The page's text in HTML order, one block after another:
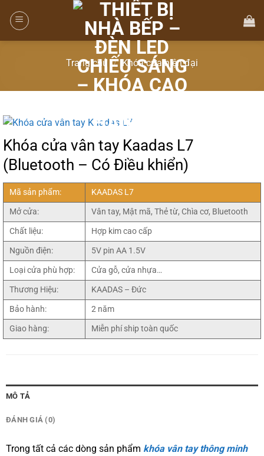
Trang chủ / Khóa cửa hiện đại
Khóa cửa vân tay Kaadas L7
(Bluetooth – Có Điều khiển)
Mã sản phẩm:
KAADAS L7
Mở cửa:
Vân tay, Mật mã, Thẻ từ, Chìa cơ, Bluetooth
Chất liệu:
Hợp kim cao cấp
Nguồn điện:
5V pin AA 1.5V
Loại cửa phù hợp:
Cửa gỗ, cửa nhựa…
Thương Hiệu:
KAADAS – Đức
Bảo hành:
2 năm
Giao hàng:
Miễn phí ship toàn quốc
MÔ TẢ
ĐÁNH GIÁ (0)
Trong tất cả các dòng sản phẩm khóa vân tay thông minh